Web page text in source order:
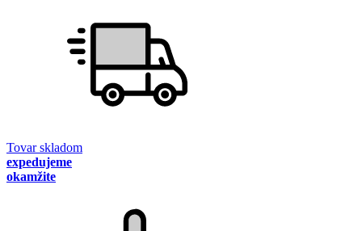
Tovar skladom
expedujeme
okamžite